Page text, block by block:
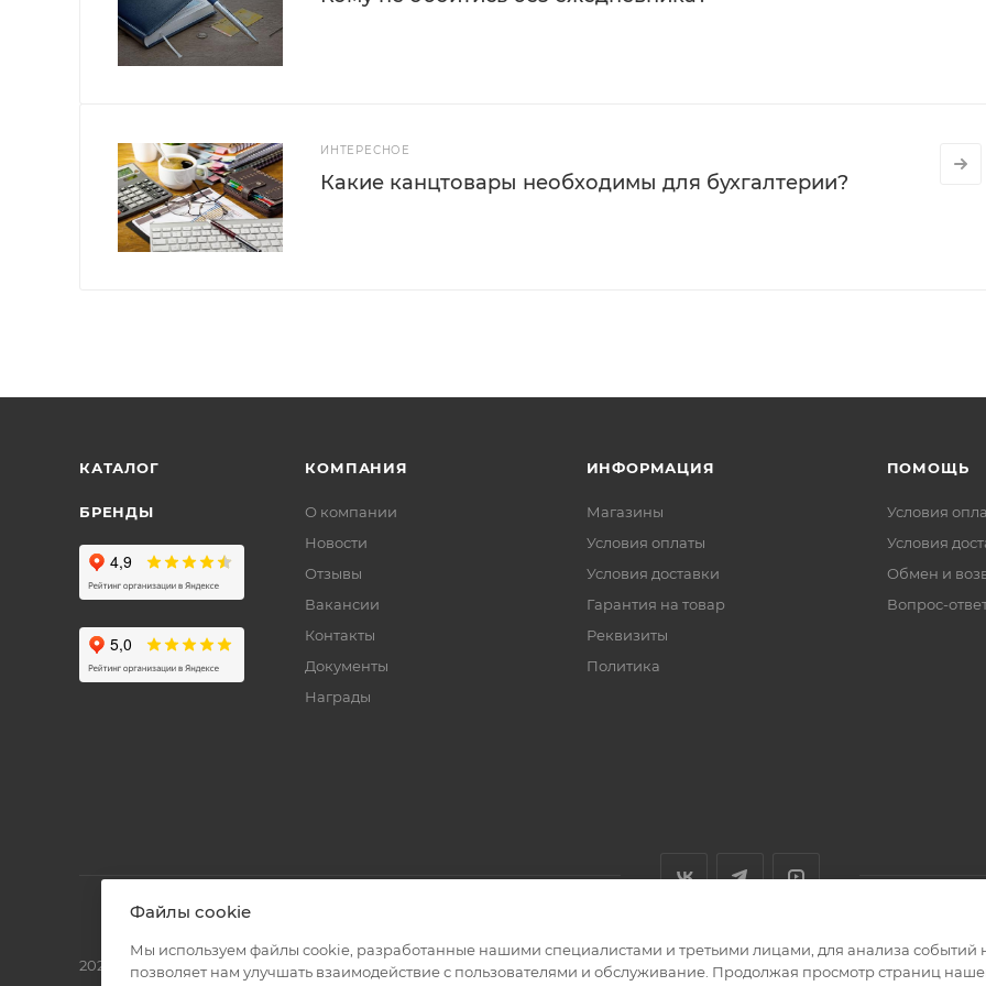
ИНТЕРЕСНОЕ
Какие канцтовары необходимы для бухгалтерии?
КАТАЛОГ
БРЕНДЫ
КОМПАНИЯ
О компании
Новости
Отзывы
Вакансии
Контакты
Документы
Награды
ИНФОРМАЦИЯ
Магазины
Условия оплаты
Условия доставки
Гарантия на товар
Реквизиты
Политика
ПОМОЩЬ
Условия
Условия
Обмен и
Вопрос-
2026 © Полиграф кит - интернет-магазин
Файлы cookie
Мы используем файлы cookie, разработанные нашими специалистами и третьими лицами, для анализа событий
позволяет нам улучшать взаимодействие с пользователями и обслуживание. Продолжая просмотр страниц